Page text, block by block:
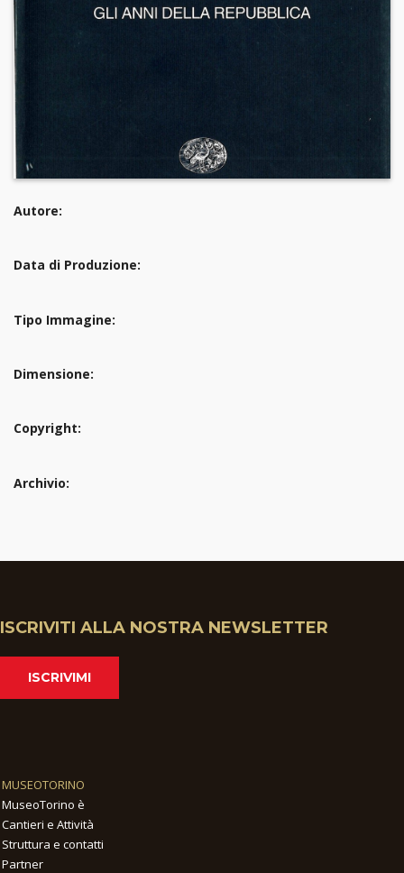
Autore:
Data di Produzione:
Tipo Immagine:
Dimensione:
Copyright:
Archivio:
ISCRIVITI ALLA NOSTRA NEWSLETTER
ISCRIVIMI
MUSEOTORINO
MuseoTorino è
Cantieri e Attività
Struttura e contatti
Partner